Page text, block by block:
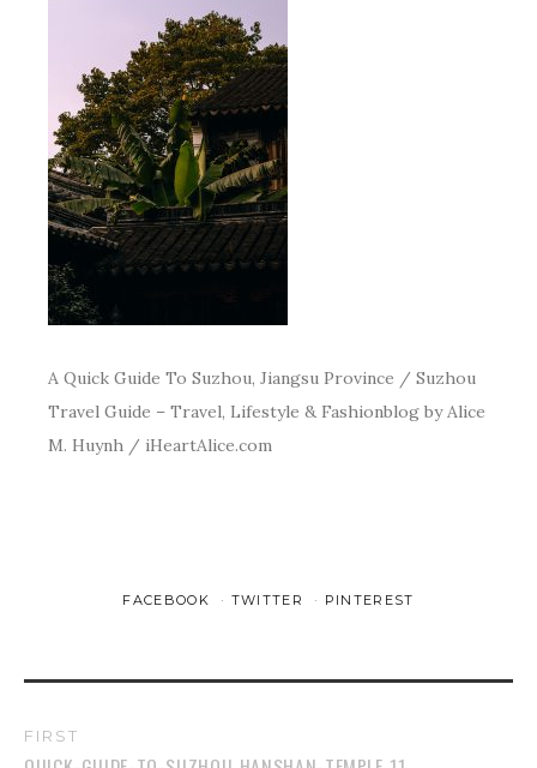
A Quick Guide To Suzhou, Jiangsu Province / Suzhou
Travel Guide – Travel, Lifestyle & Fashionblog by Alice
M. Huynh / iHeartAlice.com
FACEBOOK TWITTER PINTEREST
FIRST